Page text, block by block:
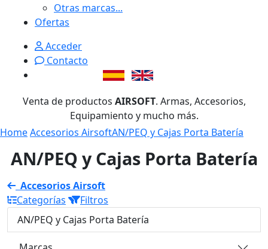
Otras marcas...
Ofertas
Acceder
Contacto
Venta de productos AIRSOFT. Armas, Accesorios,
Equipamiento y mucho más.
HomeAccesorios AirsoftAN/PEQ y Cajas Porta Batería
AN/PEQ y Cajas Porta Batería
Accesorios Airsoft
Categorías
Filtros
AN/PEQ y Cajas Porta Batería